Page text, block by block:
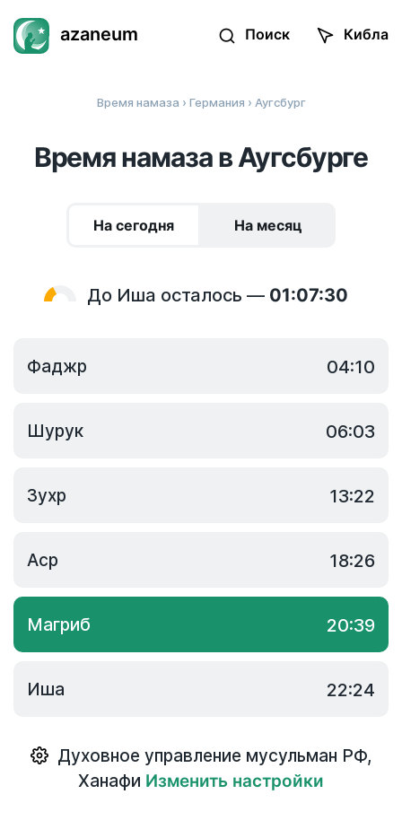
azaneum Поиск Кибла
Время намаза › Германия › Аугсбург
Время намаза в Аугсбурге
На сегодня На месяц
До Иша осталось — 01:07:30
Фаджр 04:10
Шурук 06:03
Зухр 13:22
Аср 18:26
Магриб 20:39
Иша 22:24
Духовное управление мусульман РФ,
Ханафи Изменить настройки